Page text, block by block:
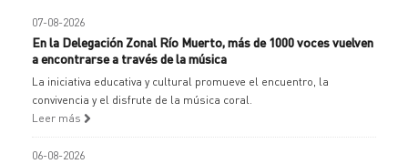
07-08-2026
En la Delegación Zonal Río Muerto, más de 1000 voces vuelven
a encontrarse a través de la música
La iniciativa educativa y cultural promueve el encuentro, la
convivencia y el disfrute de la música coral.
Leer más
06-08-2026